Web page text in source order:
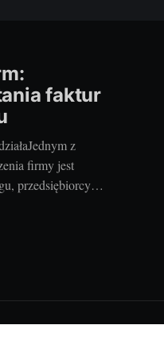
faktur
z
firmy jest
przedsiębiorcy
faktury w
przepływu